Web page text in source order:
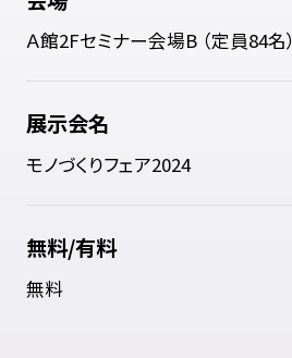
Ａ館2Fセミナー会場B （定員84名）
展示会名
モノづくりフェア2024
無料/有料
無料